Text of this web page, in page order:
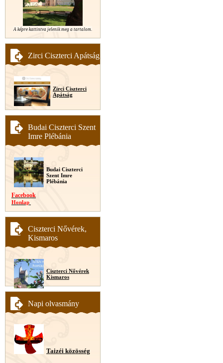
A képre kattintva jelenik meg a tartalom.
Zirci Ciszterci Apátság
Zirci Ciszterci
Apátság
Budai Ciszterci Szent
Imre Plébánia
Budai Ciszterci
Szent Imre
Plébánia
Facebook
Honlap
Ciszterci Nővérek,
Kismaros
Ciszterci Nővérek
Kismaros
Napi olvasmány
Taizéi közösség